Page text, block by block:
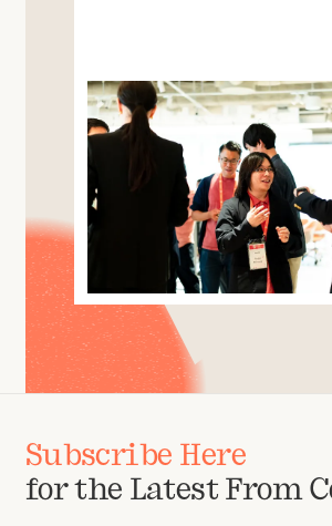
Subscribe Here
for the Latest From